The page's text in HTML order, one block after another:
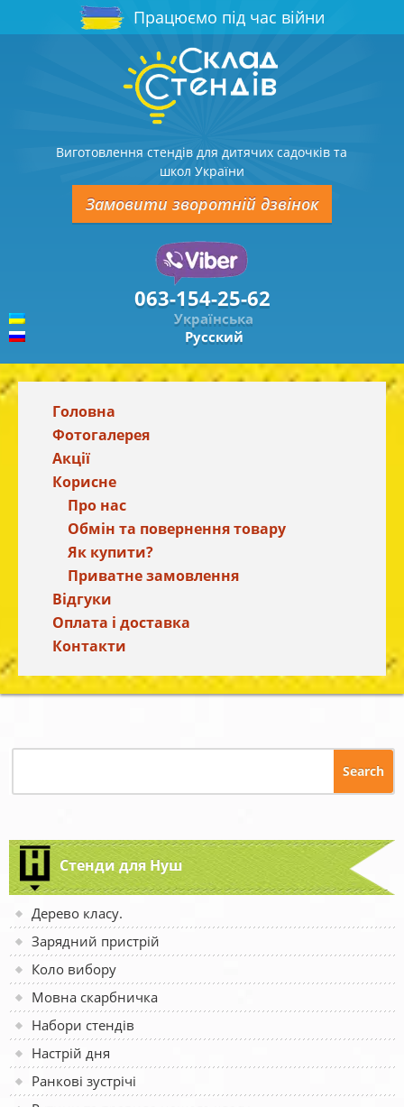
Працюємо під час війни
Виготовлення стендів для дитячих садочків та
школ України
Замовити зворотній дзвінок
063-154-25-62
Українська
Русский
Головна
Фотогалерея
Акції
Корисне
Про нас
Обмін та повернення товару
Як купити?
Приватне замовлення
Відгуки
Оплата і доставка
Контакти
Стенди для Нуш
Дерево класу.
Зарядний пристрій
Коло вибору
Мовна скарбничка
Набори стендів
Настрій дня
Ранкові зустрічі